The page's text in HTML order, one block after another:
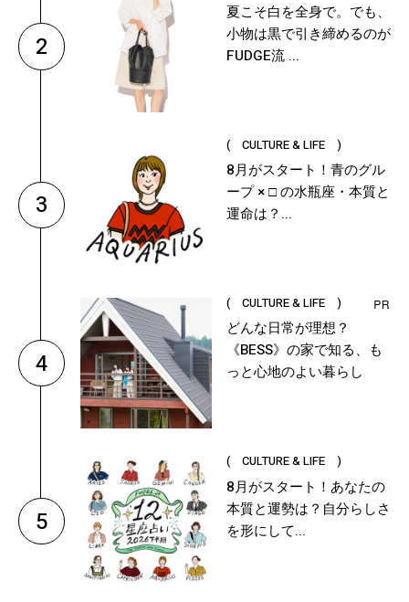
2
夏こそ白を全身で。でも、
小物は黒で引き締めるのが
FUDGE流 ...
3
( CULTURE & LIFE )
8月がスタート！青のグル
ープ × □ の水瓶座・本質と
運命は？...
4
( CULTURE & LIFE )
どんな日常が理想？
《BESS》の家で知る、も
っと心地のよい暮らし
5
( CULTURE & LIFE )
8月がスタート！あなたの
本質と運勢は？自分らしさ
を形にして...